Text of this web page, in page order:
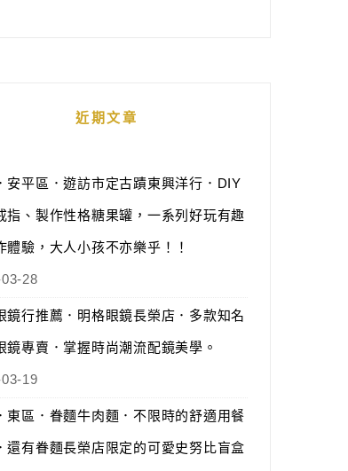
近期文章
安平區．遊訪市定古蹟東興洋行．DIY
指、製作性格糖果罐，一系列好玩有趣
體驗，大人小孩不亦樂乎！！
28
鏡行推薦．明格眼鏡長榮店．多款知名
鏡專賣．掌握時尚潮流配鏡美學。
19
東區．眷麵牛肉麵．不限時的舒適用餐
還有眷麵長榮店限定的可愛史努比盲盒